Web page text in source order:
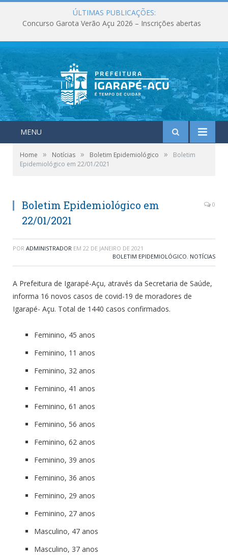
ÚLTIMAS PUBLICAÇÕES:
Concurso Garota Verão Açu 2026 – Inscrições abertas
MENU
Home » Notícias » Boletim Epidemiológico »
Boletim
Epidemiológico em 22/01/2021
Boletim Epidemiológico em
22/01/2021
0
POR ADMINISTRADOR EM 22 DE JANEIRO DE 2021
BOLETIM EPIDEMIOLÓGICO, NOTÍCIAS
A Prefeitura de Igarapé-Açu, através da Secretaria de Saúde,
informa 16 novos casos de covid-19 de moradores de
Igarapé- Açu. Total de 1440 casos confirmados.
Feminino, 45 anos
Feminino, 11 anos
Feminino, 32 anos
Feminino, 41 anos
Feminino, 61 anos
Feminino, 56 anos
Feminino, 62 anos
Feminino, 39 anos
Feminino, 36 anos
Feminino, 29 anos
Feminino, 27 anos
Masculino, 47 anos
Masculino, 37 anos